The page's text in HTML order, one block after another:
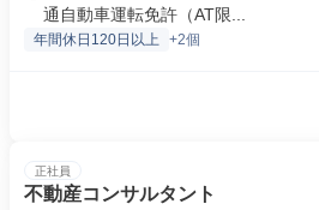
通自動車運転免許（AT限...
年間休日120日以上 +2個
正社員
不動産コンサルタント